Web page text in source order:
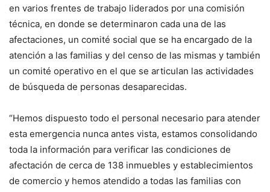
en varios frentes de trabajo liderados por una comisión
técnica, en donde se determinaron cada una de las
afectaciones, un comité social que se ha encargado de la
atención a las familias y del censo de las mismas y también
un comité operativo en el que se articulan las actividades
de búsqueda de personas desaparecidas.
“Hemos dispuesto todo el personal necesario para atender
esta emergencia nunca antes vista, estamos consolidando
toda la información para verificar las condiciones de
afectación de cerca de 138 inmuebles y establecimientos
de comercio y hemos atendido a todas las familias con